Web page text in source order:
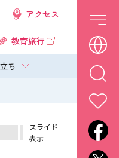
ち
アクセス
教育旅行
スライド
表示